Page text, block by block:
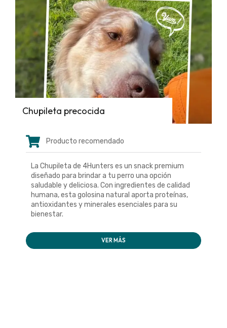
Chupileta precocida
Producto recomendado
La Chupileta de 4Hunters es un snack premium
diseñado para brindar a tu perro una opción
saludable y deliciosa. Con ingredientes de calidad
humana, esta golosina natural aporta proteínas,
antioxidantes y minerales esenciales para su
bienestar.
VER MÁS